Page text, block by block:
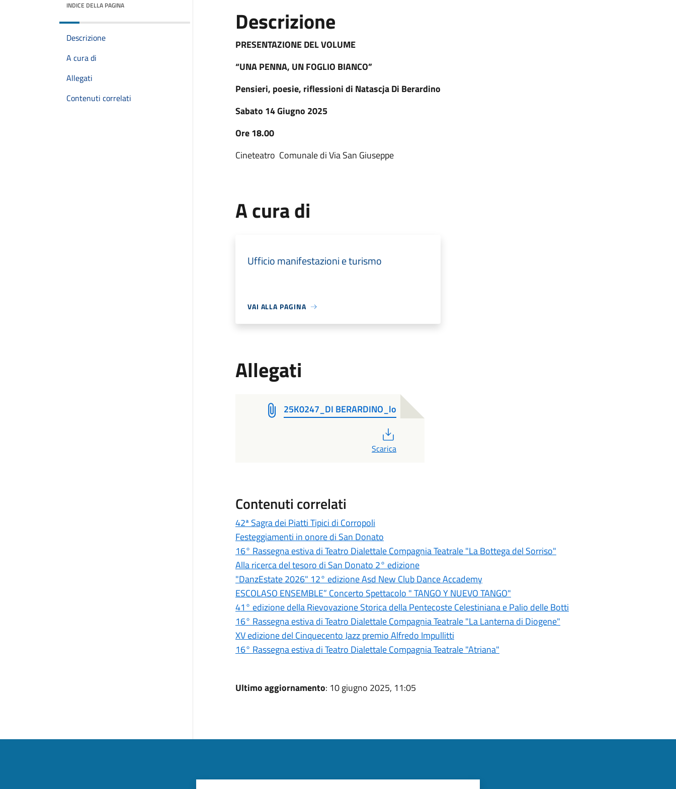
INDICE DELLA PAGINA
Descrizione
A cura di
Allegati
Contenuti correlati
Descrizione
PRESENTAZIONE DEL VOLUME
“UNA PENNA, UN FOGLIO BIANCO”
Pensieri, poesie, riflessioni di Natascja Di Berardino
Sabato 14 Giugno 2025
Ore 18.00
Cineteatro Comunale di Via San Giuseppe
A cura di
Ufficio manifestazioni e turismo
VAI ALLA PAGINA
Allegati
25K0247_DI BERARDINO_lo
Scarica
Contenuti correlati
42ª Sagra dei Piatti Tipici di Corropoli
Festeggiamenti in onore di San Donato
16° Rassegna estiva di Teatro Dialettale Compagnia Teatrale "La Bottega del Sorriso"
Alla ricerca del tesoro di San Donato 2° edizione
"DanzEstate 2026" 12° edizione Asd New Club Dance Accademy
ESCOLASO ENSEMBLE” Concerto Spettacolo " TANGO Y NUEVO TANGO"
41° edizione della Rievovazione Storica della Pentecoste Celestiniana e Palio delle Botti
16° Rassegna estiva di Teatro Dialettale Compagnia Teatrale "La Lanterna di Diogene"
XV edizione del Cinquecento Jazz premio Alfredo Impullitti
16° Rassegna estiva di Teatro Dialettale Compagnia Teatrale "Atriana"
Ultimo aggiornamento: 10 giugno 2025, 11:05